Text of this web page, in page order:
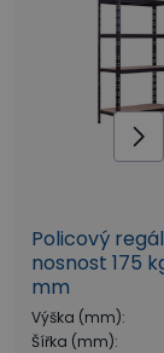
Policový regál
nosnost 175
mm
Výška (mm):
Šířka (mm):